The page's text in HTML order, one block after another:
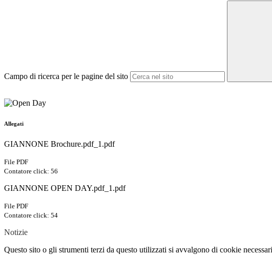
Campo di ricerca per le pagine del sito
Allegati
GIANNONE Brochure.pdf_1.pdf
File PDF
Contatore click: 56
GIANNONE OPEN DAY.pdf_1.pdf
File PDF
Contatore click: 54
Notizie
Questo sito o gli strumenti terzi da questo utilizzati si avvalgono di cookie